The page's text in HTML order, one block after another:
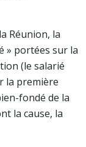
Réunion, la
» portées sur la
(le salarié
la première
fondé de la
la cause, la